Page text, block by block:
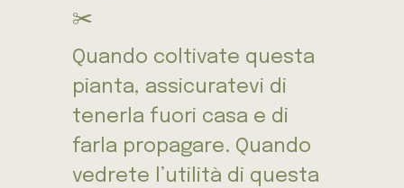
✂️
Quando coltivate questa
pianta, assicuratevi di
tenerla fuori casa e di
farla propagare. Quando
vedrete l’utilità di questa